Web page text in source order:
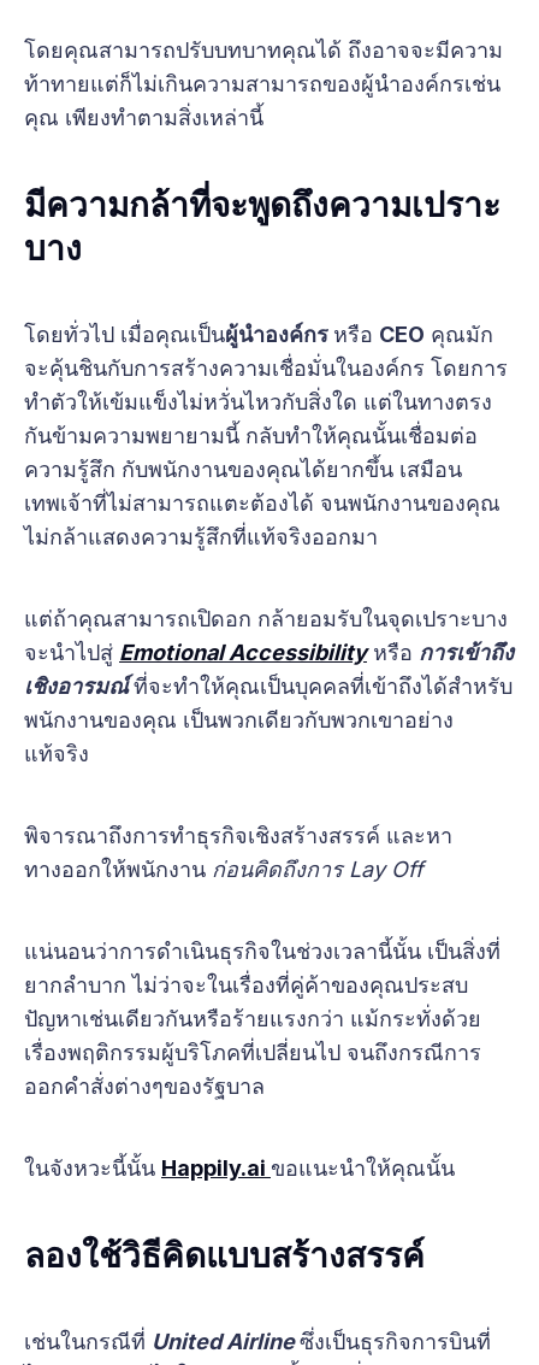
โดยคุณสามารถปรับบทบาทคุณได้ ถึงอาจจะมีความ
ท้าทายแต่ก็ไม่เกินความสามารถของผู้นำองค์กรเช่น
คุณ เพียงทำตามสิ่งเหล่านี้
มีความกล้าที่จะพูดถึงความเปราะ
บาง
โดยทั่วไป เมื่อคุณเป็นผู้นำองค์กร หรือ CEO คุณมัก
จะคุ้นชินกับการสร้างความเชื่อมั่นในองค์กร โดยการ
ทำตัวให้เข้มแข็งไม่หวั่นไหวกับสิ่งใด แต่ในทางตรง
กันข้ามความพยายามนี้ กลับทำให้คุณนั้นเชื่อมต่อ
ความรู้สึก กับพนักงานของคุณได้ยากขึ้น เสมือน
เทพเจ้าที่ไม่สามารถแตะต้องได้ จนพนักงานของคุณ
ไม่กล้าแสดงความรู้สึกที่แท้จริงออกมา
แต่ถ้าคุณสามารถเปิดอก กล้ายอมรับในจุดเปราะบาง
จะนำไปสู่ Emotional Accessibilityหรือ การเข้าถึง
เชิงอารมณ์ที่จะทำให้คุณเป็นบุคคลที่เข้าถึงได้สำหรับ
พนักงานของคุณ เป็นพวกเดียวกับพวกเขาอย่าง
แท้จริง
พิจารณาถึงการทำธุรกิจเชิงสร้างสรรค์ และหา
ทางออกให้พนักงาน ก่อนคิดถึงการ Lay Off
แน่นอนว่าการดำเนินธุรกิจในช่วงเวลานี้นั้น เป็นสิ่งที่
ยากลำบาก ไม่ว่าจะในเรื่องที่คู่ค้าของคุณประสบ
ปัญหาเช่นเดียวกันหรือร้ายแรงกว่า แม้กระทั่งด้วย
เรื่องพฤติกรรมผู้บริโภคที่เปลี่ยนไป จนถึงกรณีการ
ออกคำสั่งต่างๆของรัฐบาล
ในจังหวะนี้นั้น Happily.ai ขอแนะนำให้คุณนั้น
ลองใช้วิธีคิดแบบสร้างสรรค์
เช่นในกรณีที่ United Airlineซึ่งเป็นธุรกิจการบินที่